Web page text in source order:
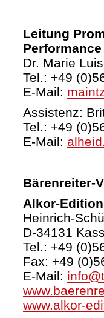
Leitung
Dr. Marie
Tel.: +49
E-Mail:
Assistenz:
Tel.: +49
E-Mail:
Bärenreiter-
Alkor-
Heinrich-
D-34131
Tel.: +49
Fax: +49
E-Mail:
www.alkor-